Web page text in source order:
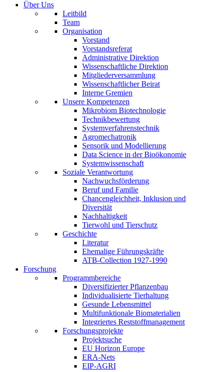
Über Uns
Leitbild
Team
Organisation
Vorstand
Vorstandsreferat
Administrative Direktion
Wissenschaftliche Direktion
Mitgliederversammlung
Wissenschaftlicher Beirat
Interne Gremien
Unsere Kompetenzen
Mikrobiom Biotechnologie
Technikbewertung
Systemverfahrenstechnik
Agromechatronik
Sensorik und Modellierung
Data Science in der Bioökonomie
Systemwissenschaft
Soziale Verantwortung
Nachwuchsförderung
Beruf und Familie
Chancengleichheit, Inklusion und
Diversität
Nachhaltigkeit
Tierwohl und Tierschutz
Geschichte
Literatur
Ehemalige Führungskräfte
ATB-Collection 1927-1990
Forschung
Programmbereiche
Diversifizierter Pflanzenbau
Individualisierte Tierhaltung
Gesunde Lebensmittel
Multifunktionale Biomaterialien
Integriertes Reststoffmanagement
Forschungsprojekte
Projektsuche
EU Horizon Europe
ERA-Nets
EIP-AGRI